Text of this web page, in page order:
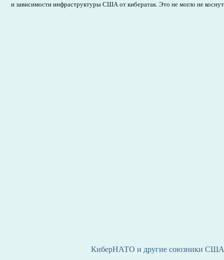
и зависимости инфраструктуры США от кибератак. Это не могло не
КиберНАТО и другие союзники США